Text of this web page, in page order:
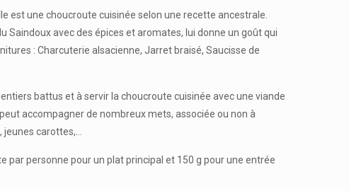
est une choucroute cuisinée selon une recette ancestrale.
Saindoux avec des épices et aromates, lui donne un goût qui
: Charcuterie alsacienne, Jarret braisé, Saucisse de
battus et à servir la choucroute cuisinée avec une viande
accompagner de nombreux mets, associée ou non à
carottes,…
par personne pour un plat principal et 150 g pour une entrée